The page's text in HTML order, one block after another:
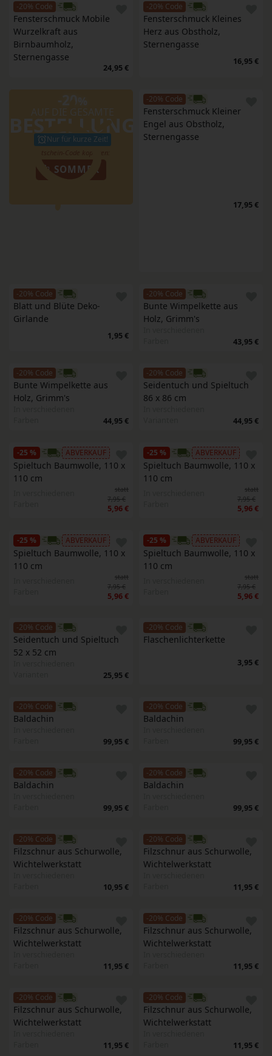
-20% Code
Fensterschmuck Mobile
Wurzelkraft aus
Birnbaumholz,
Sternengasse
24,95 €
-20% Code
Fensterschmuck Kleines
Herz aus Obstholz,
Sternengasse
16,95 €
BESTELLUNG
Nur für kurze Zeit!
SOMMER
-20% Code
Fensterschmuck Kleiner
Engel aus Obstholz,
Sternengasse
17,95 €
-20% Code
Blatt und Blüte Deko-
Girlande
1,95 €
-20% Code
Bunte Wimpelkette aus
Holz, Grimm's
43,95 €
-20% Code
Bunte Wimpelkette aus
Holz, Grimm's
44,95 €
-20% Code
Seidentuch und Spieltuch
86 x 86 cm
44,95 €
-25 % ABVERKAUF
Spieltuch Baumwolle, 110 x
110 cm
statt
7,95 €
5,96 €
-25 % ABVERKAUF
Spieltuch Baumwolle, 110 x
110 cm
statt
7,95 €
5,96 €
-25 % ABVERKAUF
Spieltuch Baumwolle, 110 x
110 cm
statt
7,95 €
5,96 €
-25 % ABVERKAUF
Spieltuch Baumwolle, 110 x
110 cm
statt
7,95 €
5,96 €
-20% Code
Seidentuch und Spieltuch
52 x 52 cm
25,95 €
-20% Code
Flaschenlichterkette
3,95 €
-20% Code
Baldachin
99,95 €
-20% Code
Baldachin
99,95 €
-20% Code
Baldachin
99,95 €
-20% Code
Baldachin
99,95 €
-20% Code
Filzschnur aus Schurwolle,
Wichtelwerkstatt
10,95 €
-20% Code
Filzschnur aus Schurwolle,
Wichtelwerkstatt
11,95 €
-20% Code
Filzschnur aus Schurwolle,
Wichtelwerkstatt
11,95 €
-20% Code
Filzschnur aus Schurwolle,
Wichtelwerkstatt
11,95 €
-20% Code
Filzschnur aus Schurwolle,
Wichtelwerkstatt
11,95 €
-20% Code
Filzschnur aus Schurwolle,
Wichtelwerkstatt
11,95 €